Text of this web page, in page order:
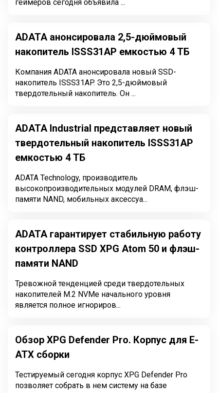
геймеров сегодня объявила ...
ADATA анонсировала 2,5-дюймовый
накопитель ISSS31AP емкостью 4 ТБ
Компания ADATA анонсировала новый SSD-
накопитель ISSS31AP. Это 2,5-дюймовый
твердотельный накопитель. Он ...
ADATA Industrial представляет новый
твердотельный накопитель ISSS31AP
емкостью 4 ТБ
ADATA Technology, производитель
высокопроизводительных модулей DRAM, флэш-
памяти NAND, мобильных аксессуа...
ADATA гарантирует стабильную работу
контроллера SSD XPG Atom 50 и флэш-
памяти NAND
Тревожной тенденцией среди твердотельных
накопителей M.2 NVMe начального уровня
является полное игнориров...
Обзор XPG Defender Pro. Корпус для E-
ATX сборки
Тестируемый сегодня корпус XPG Defender Pro
позволяет собрать в нем систему на базе